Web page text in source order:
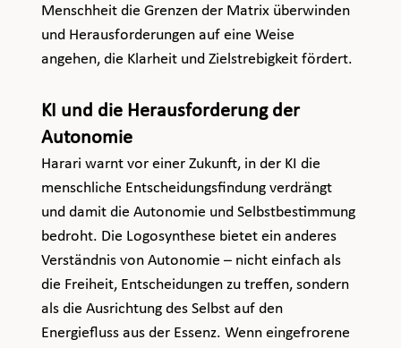
Menschheit die Grenzen der Matrix überwinden
und Herausforderungen auf eine Weise
angehen, die Klarheit und Zielstrebigkeit fördert.
KI und die Herausforderung der
Autonomie
Harari warnt vor einer Zukunft, in der KI die
menschliche Entscheidungsfindung verdrängt
und damit die Autonomie und Selbstbestimmung
bedroht. Die Logosynthese bietet ein anderes
Verständnis von Autonomie – nicht einfach als
die Freiheit, Entscheidungen zu treffen, sondern
als die Ausrichtung des Selbst auf den
Energiefluss aus der Essenz. Wenn eingefrorene